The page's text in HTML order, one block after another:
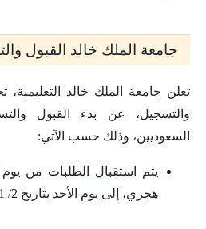
جامعة الملك خالد القبول
تعلن جامعة الملك خالد
والتسجيل، عن بدء القبول
السعوديين، وذلك حسب الآتي:
هجري، إلى يوم الأحد بتاريخ 2/ 1 / 1444 هجري.